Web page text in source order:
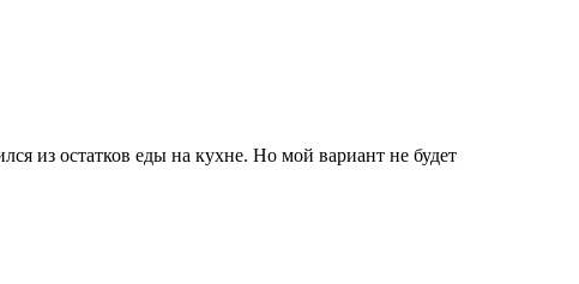
из остатков еды на кухне. Но мой вариант не будет